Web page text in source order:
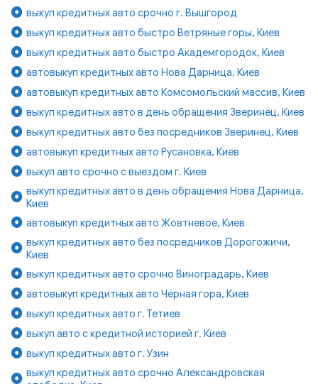
выкуп кредитных авто срочно г. Вышгород
выкуп кредитных авто быстро Ветряные горы, Киев
выкуп кредитных авто быстро Академгородок, Киев
автовыкуп кредитных авто Нова Дарница, Киев
автовыкуп кредитных авто Комсомольский массив, Киев
выкуп кредитных авто в день обращения Зверинец, Киев
выкуп кредитных авто без посредников Зверинец, Киев
автовыкуп кредитных авто Русановка, Киев
выкуп авто срочно с выездом г. Киев
выкуп кредитных авто в день обращения Нова Дарница,
Киев
автовыкуп кредитных авто Жовтневое, Киев
выкуп кредитных авто без посредников Дорогожичи,
Киев
выкуп кредитных авто срочно Виноградарь, Киев
автовыкуп кредитных авто Чёрная гора, Киев
выкуп кредитных авто г. Тетиев
выкуп авто с кредитной историей г. Киев
выкуп кредитных авто г. Узин
выкуп кредитных авто срочно Александровская